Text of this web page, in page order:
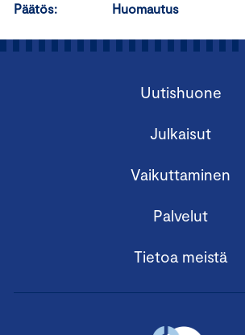
Päätös: Huomautus
Uutishuone
Julkaisut
Vaikuttaminen
Palvelut
Tietoa meistä